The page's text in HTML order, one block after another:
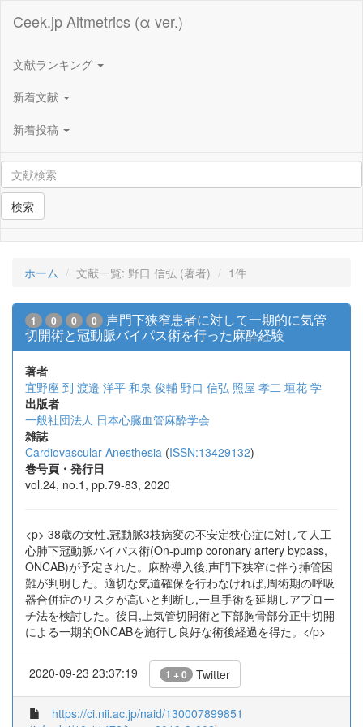
Ceek.jp Altmetrics (α ver.)
文献ランキング
新着文献
新着投稿
検索
ホーム 文献一覧: 野口 信弘 (著者) 1件
1 0 0 0
声門下狭窄患者に対して一期的に気管
切開術と冠動脈バイパス術を行った麻酔経験
著者
宜野座 到 渡邉 洋平 和泉 俊輔 野口 信弘 照屋 孝二 垣花 学
出版者
一般社団法人 日本心臓血管麻酔学会
雑誌
Cardiovascular Anesthesia (ISSN:13429132)
巻号頁・発行日
vol.24, no.1, pp.79-83, 2020
<p> 38歳の女性,冠動脈3枝病変の不安定狭心症に対して人工
心肺下冠動脈バイパス術(On-pump coronary artery bypass,
ONCAB)が予定された。麻酔導入後,声門下狭窄に伴う挿管困
難が判明した。適切な気道確保を行わなければ,周術期の呼吸
器合併症のリスクが高いと判断し,一旦手術を延期しアプロー
チ法を検討した。後日,上気管切開術と下部胸骨部分正中切開
による一期的ONCABを施行し良好な術後経過を得た。</p>
2020-09-23 23:37:19 1 + 0 Twitter
https://ci.nii.ac.jp/naid/130007899851